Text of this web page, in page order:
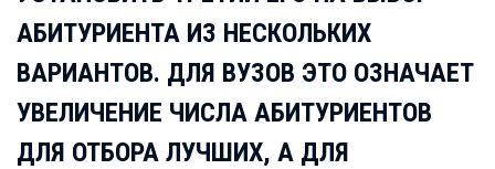
АБИТУРИЕНТА ИЗ НЕСКОЛЬКИХ
ВАРИАНТОВ. ДЛЯ ВУЗОВ ЭТО ОЗНАЧАЕТ
УВЕЛИЧЕНИЕ ЧИСЛА АБИТУРИЕНТОВ
ДЛЯ ОТБОРА ЛУЧШИХ, А ДЛЯ